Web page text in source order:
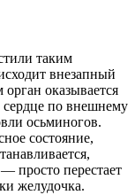
таким
внезапный
орган оказывается
сердце по внешнему
осьминогов.
состояние,
просто перестает
желудочка.